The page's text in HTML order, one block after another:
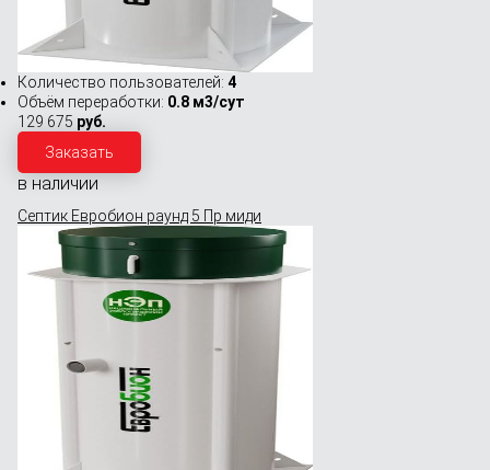
Количество пользователей: 4
Объём переработки: 0.8 м3/сут
129 675 руб.
Заказать
в наличии
Септик Евробион раунд 5 Пр миди